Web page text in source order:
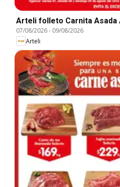
Arteli folleto Carnita Asada
07/08/2026- 09/08/2026
Arteli